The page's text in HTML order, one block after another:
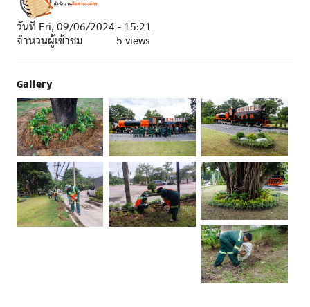
วันที่ Fri, 09/06/2024 - 15:21
จำนวนผู้เข้าชม
5 views
Gallery